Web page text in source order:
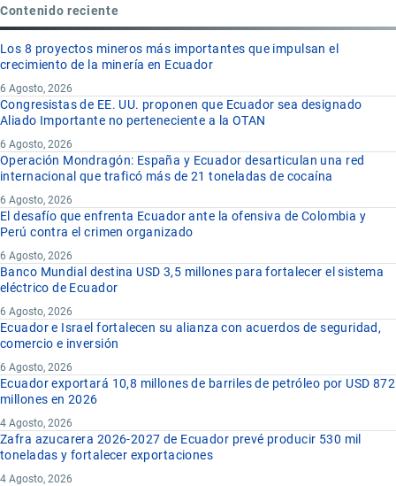
Contenido reciente
Los 8 proyectos mineros más importantes que impulsan el
crecimiento de la minería en Ecuador
6 Agosto, 2026
Congresistas de EE. UU. proponen que Ecuador sea designado
Aliado Importante no perteneciente a la OTAN
6 Agosto, 2026
Operación Mondragón: España y Ecuador desarticulan una red
internacional que traficó más de 21 toneladas de cocaína
6 Agosto, 2026
El desafío que enfrenta Ecuador ante la ofensiva de Colombia y
Perú contra el crimen organizado
6 Agosto, 2026
Banco Mundial destina USD 3,5 millones para fortalecer el sistema
eléctrico de Ecuador
6 Agosto, 2026
Ecuador e Israel fortalecen su alianza con acuerdos de seguridad,
comercio e inversión
6 Agosto, 2026
Ecuador exportará 10,8 millones de barriles de petróleo por USD 872
millones en 2026
4 Agosto, 2026
Zafra azucarera 2026-2027 de Ecuador prevé producir 530 mil
toneladas y fortalecer exportaciones
4 Agosto, 2026